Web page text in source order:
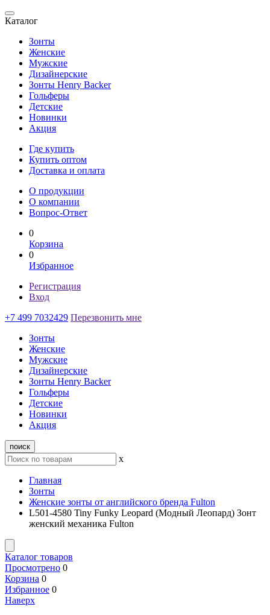
Каталог
Зонты
Женские
Мужские
Дизайнерские
Зонты Henry Backer
Гольферы
Детские
Новинки
Акция
Где купить
Купить оптом
Доставка и оплата
О продукции
О компании
Вопрос-Ответ
0
Корзина
0
Избранное
Регистрация
Вход
+7 499 7032429 Перезвонить мне
Зонты
Женские
Мужские
Дизайнерские
Зонты Henry Backer
Гольферы
Детские
Новинки
Акция
поиск
x
Главная
Зонты
Женские зонты от английского бренда Fulton
L501-4580 Tiny Funky Leopard (Модный Леопард) Зонт
женский механика Fulton
Каталог товаров
Просмотрено 0
Корзина 0
Избранное 0
Наверх